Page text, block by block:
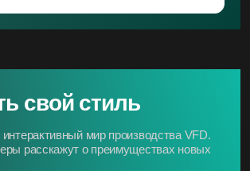
свой стиль
интерактивный мир производства VFD.
расскажут о преимуществах новых